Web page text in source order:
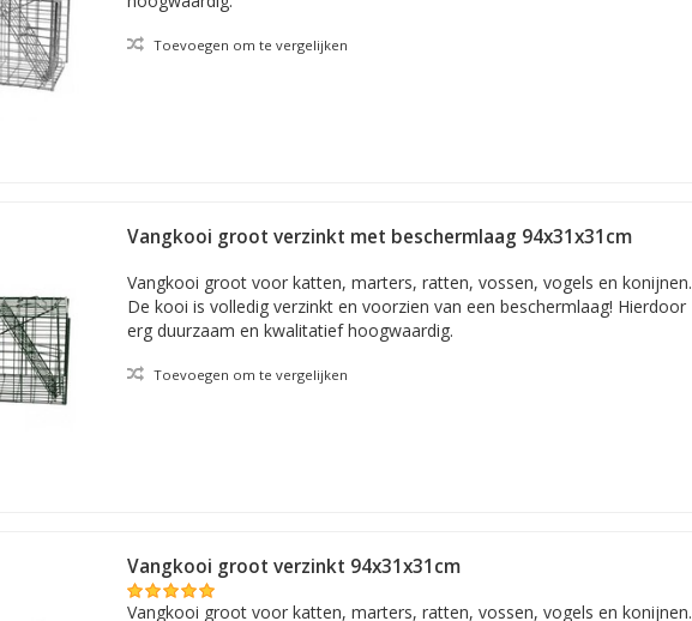
Toevoegen om te vergelijken
Vangkooi groot verzinkt met beschermlaag 94x31x31cm
Vangkooi groot voor katten, marters, ratten, vossen, vogels en konijnen.
De kooi is volledig verzinkt en voorzien van een beschermlaag! Hierdoor
erg duurzaam en kwalitatief hoogwaardig.
Toevoegen om te vergelijken
Vangkooi groot verzinkt 94x31x31cm
Vangkooi groot voor katten, marters, ratten, vossen, vogels en konijnen.